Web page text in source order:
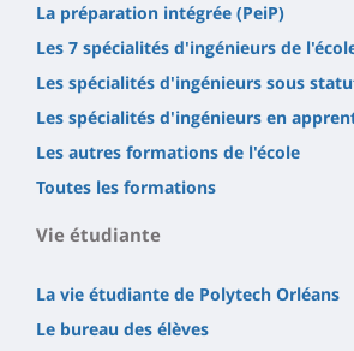
La préparation intégrée (PeiP)
Les 7 spécialités d'ingénieurs de
Les spécialités d'ingénieurs sous
Les spécialités d'ingénieurs en
Les autres formations de l'école
Toutes les formations
Vie étudiante
La vie étudiante de Polytech Orléans
Le bureau des élèves